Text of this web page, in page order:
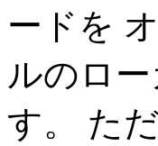
ードを
ルのロ
す。 た